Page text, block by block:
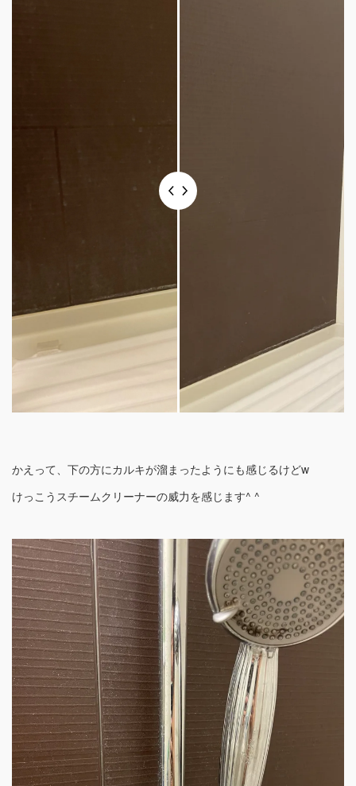
かえって、下の方にカルキが溜まったようにも感じるけどw
けっこうスチームクリーナーの威力を感じます^ ^